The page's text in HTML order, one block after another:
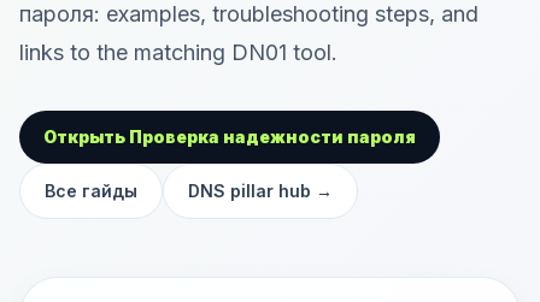
пароля: examples, troubleshooting steps, and
links to the matching DN01 tool.
Открыть Проверка надежности пароля
Все гайды DNS pillar hub →